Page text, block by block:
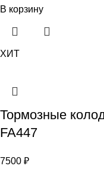
В корзину
ХИТ
Тормозные
FA447
7500 ₽